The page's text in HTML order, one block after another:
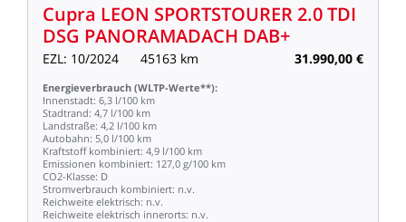
Cupra LEON SPORTSTOURER2.0TDI
DSG PANORAMADACH DAB+
EZL: 10/2024 45163 km 31.990,00 €
Energieverbrauch (WLTP-Werte**):
Innenstadt: 6,3 l/100 km
Stadtrand: 4,7 l/100 km
Landstraße: 4,2 l/100 km
Autobahn: 5,0 l/100 km
Kraftstoff kombiniert: 4,9 l/100 km
Emissionen kombiniert: 127,0 g/100 km
CO2-Klasse: D
Stromverbrauch kombiniert: n.v.
Reichweite elektrisch: n.v.
Reichweite elektrisch innerorts: n.v.